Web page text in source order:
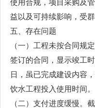
使用合规，项目采购及
益以及可持续影响，受群
五、存在问题
（一）工程未按合同规
签订的合同，显示竣工
日，虽已完成建设内容
饮水工程投入使用时间。
（二）支付进度缓慢。